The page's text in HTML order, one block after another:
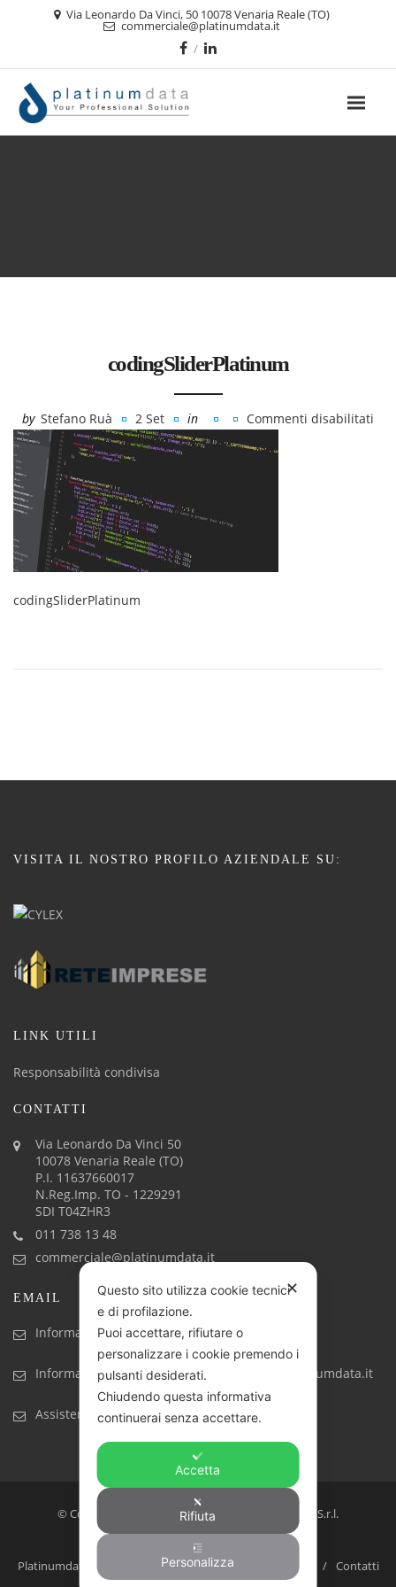
Via Leonardo Da Vinci, 50 10078 Venaria Reale (TO)
commerciale@platinumdata.it
codingSliderPlatinum
by Stefano Ruà 2 Set in
Commenti disabilitati
codingSliderPlatinum
VISITA IL NOSTRO PROFILO AZIENDALE SU:
LINK UTILI
Responsabilità condivisa
CONTATTI
Via Leonardo Da Vinci 50
10078 Venaria Reale (TO)
P.I. 11637660017
N.Reg.Imp. TO - 1229291
SDI T04ZHR3
011 738 13 48
commerciale@platinumdata.it
EMAIL
Informazioni generiche: info@platinumdata.it
Informazioni commerciali: commerciale@platinumdata.it
Assistenza tecnica: assistenza@platinumdata.it
© Copyright 2017-2023. Created by Platinumdata S.r.l.
Software house, prodotti e servizi IT
Platinumdata: la software house ideale per la tua azienda
Contatti
✕
Questo sito utilizza cookie tecnici
e di profilazione.
Puoi accettare, rifiutare o
personalizzare i cookie premendo i
pulsanti desiderati.
Chiudendo questa informativa
continuerai senza accettare.
Accetta
Rifiuta
Personalizza